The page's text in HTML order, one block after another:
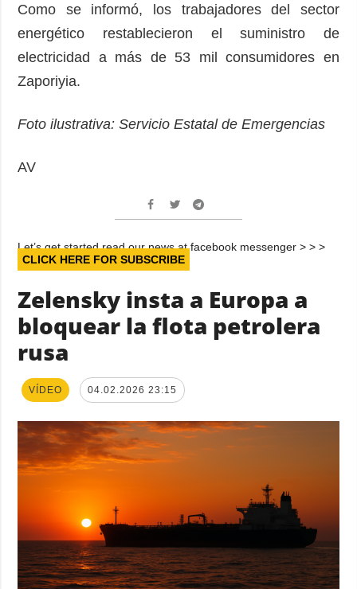
Video
Releases
Como se informó, los trabajadores del sector
energético restablecieron el suministro de
electricidad a más de 53 mil consumidores en
Zaporiyia.
Foto ilustrativa: Servicio Estatal de Emergencias
AV
Let’s get started read our news at facebook messenger > > >
CLICK HERE FOR SUBSCRIBE
Zelensky insta a Europa a
bloquear la flota petrolera
rusa
VÍDEO 04.02.2026 23:15